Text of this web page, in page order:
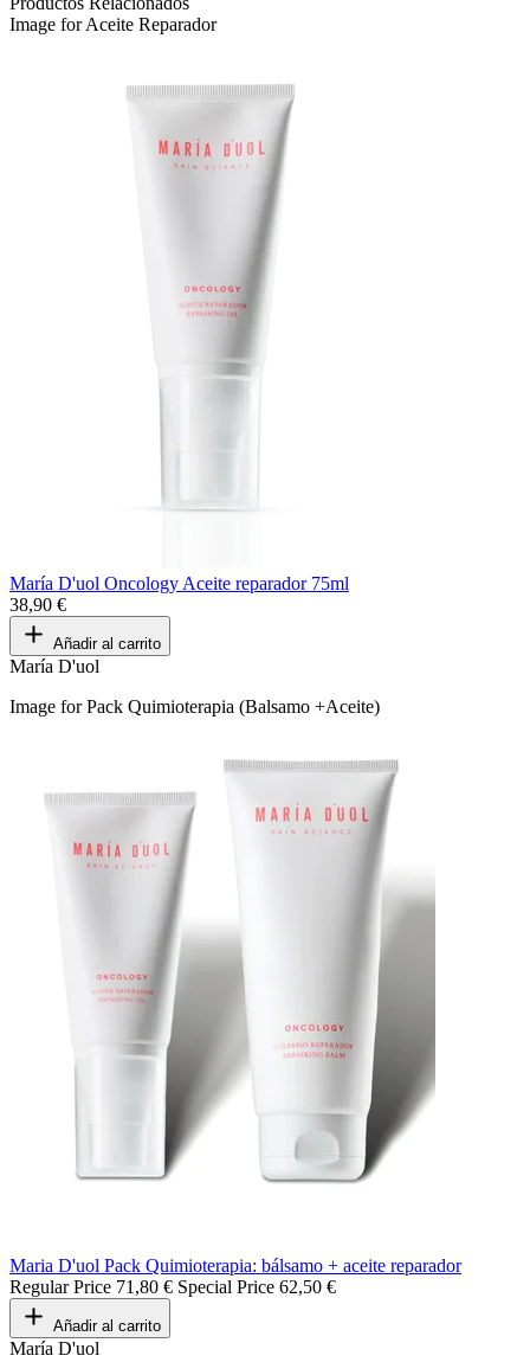
Image for Aceite Reparador
María D'uol Oncology Aceite reparador 75ml
38,90 €
Añadir al carrito
María D'uol
Image for Pack Quimioterapia (Balsamo +Aceite)
Maria D'uol Pack Quimioterapia: bálsamo + aceite reparador
Regular Price 71,80 € Special Price 62,50 €
Añadir al carrito
María D'uol